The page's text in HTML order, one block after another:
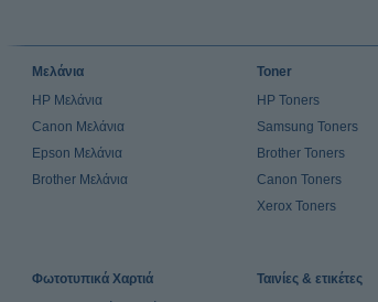
Μελάνια
HP Μελάνια
Canon Μελάνια
Epson Μελάνια
Brother Μελάνια
Toner
HP Toners
Samsung Toners
Brother Toners
Canon Toners
Xerox Toners
Φωτοτυπικά Χαρτιά
Ταινίες & ετικέτες